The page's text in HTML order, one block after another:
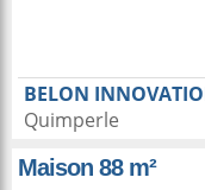
BELON
Quimperle
Maison 88 m²